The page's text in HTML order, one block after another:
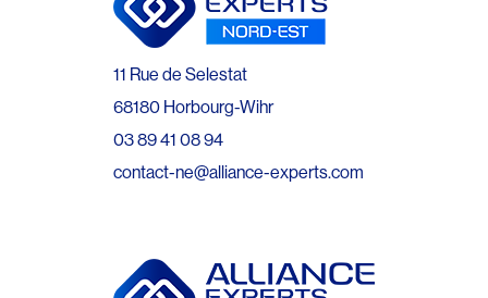
11 Rue de Selestat
68180 Horbourg-Wihr
03 89 41 08 94
contact-ne@alliance-experts.com